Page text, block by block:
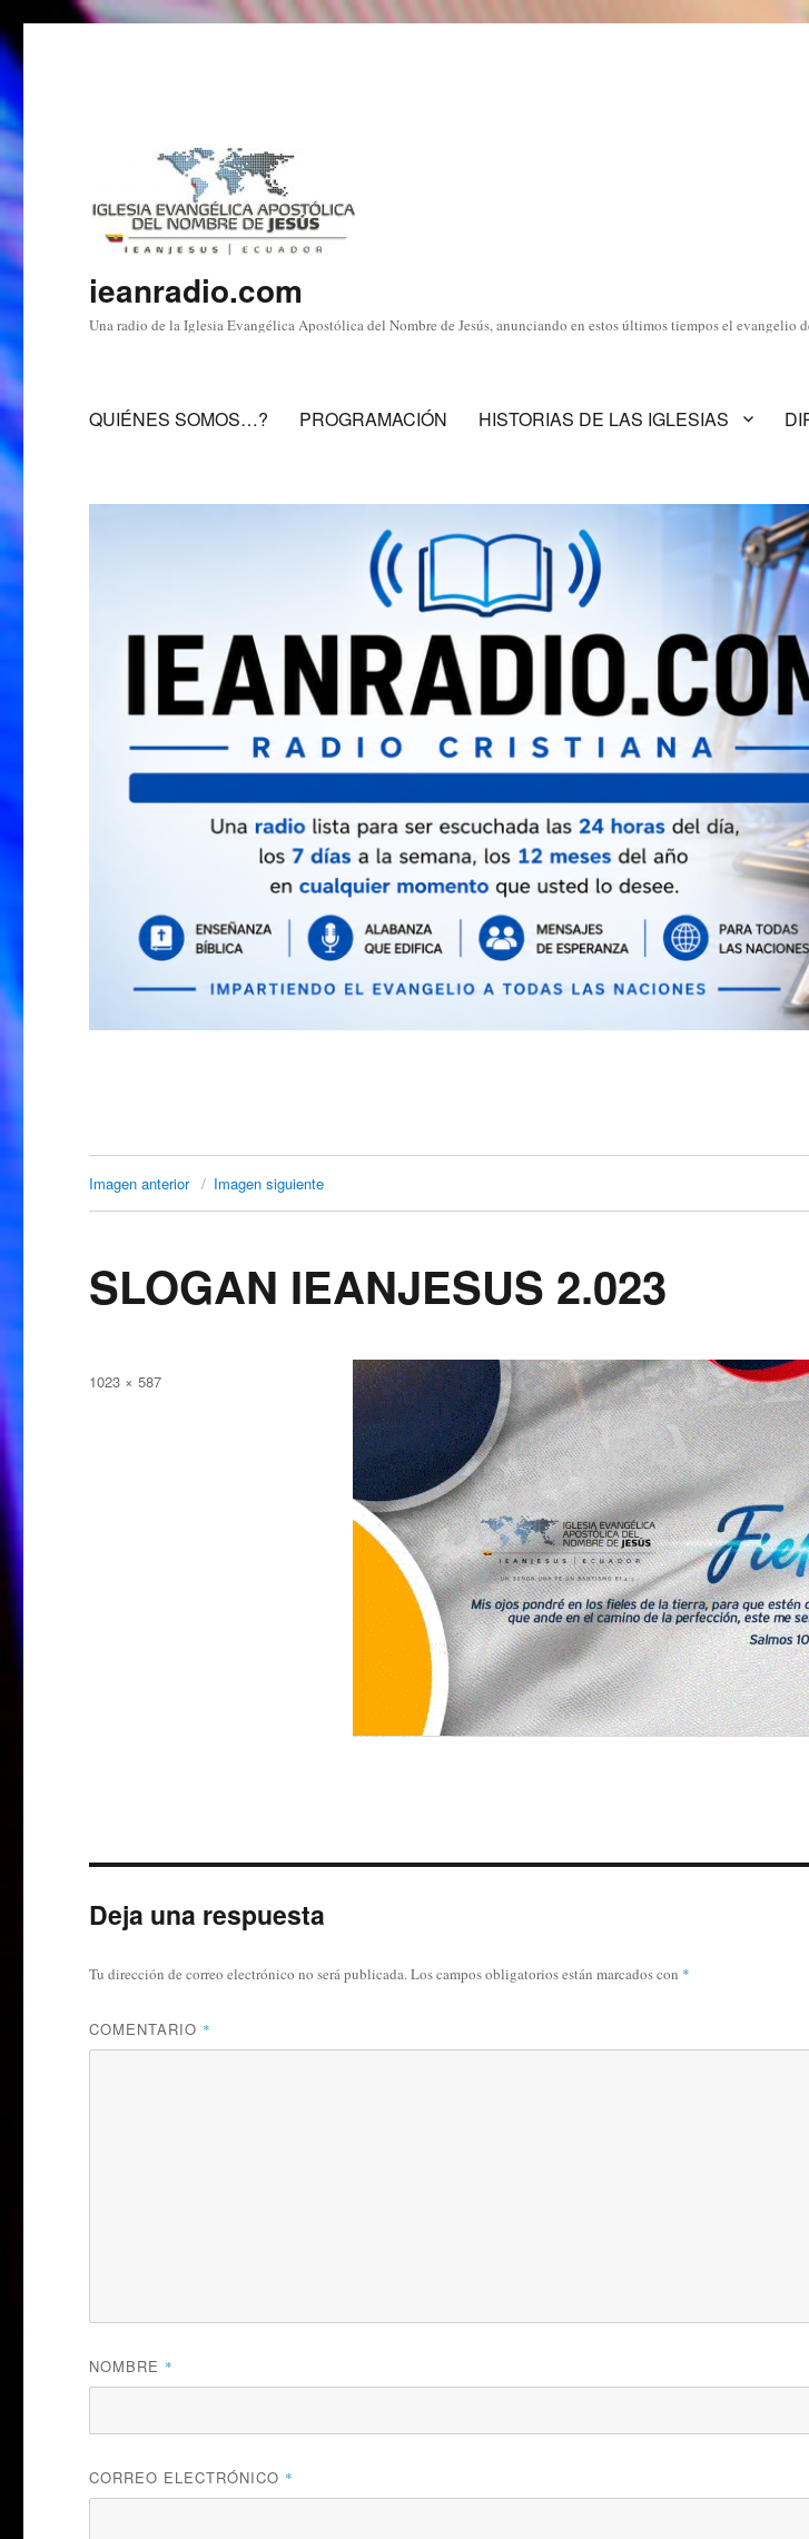
ieanradio.com
Una radio de la Iglesia Evangélica Apostólica del Nombre de Jesús, anunciando en estos últimos tiempos el evangelio
QUIÉNES SOMOS…? PROGRAMACIÓN HISTORIAS DE LAS IGLESIAS
Imagen anterior Imagen siguiente
SLOGAN IEANJESUS 2.023
Publicado
Tamaño
1023 × 587
Deja una respuesta
Tu dirección de correo electrónico no será publicada.Los campos obligatorios están marcados con *
COMENTARIO *
NOMBRE *
CORREO ELECTRÓNICO *